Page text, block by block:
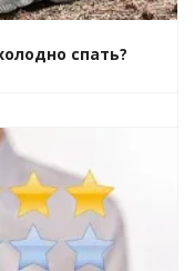
спать?